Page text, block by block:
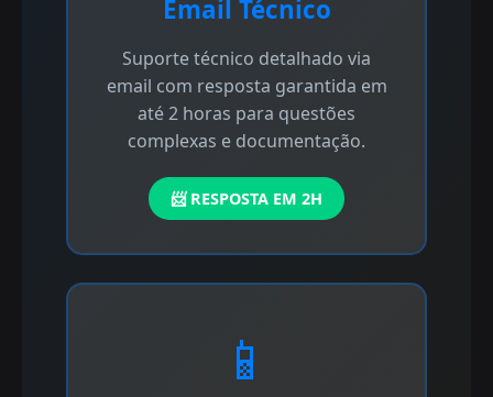
Email Técnico
Suporte técnico detalhado via
email com resposta garantida em
até 2 horas para questões
complexas e documentação.
📨 RESPOSTA EM 2H
📱